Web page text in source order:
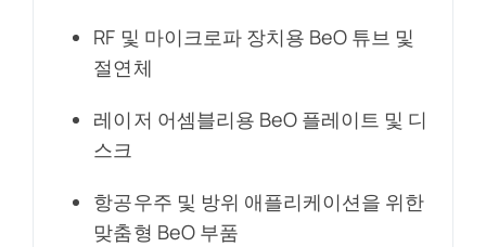
RF 및 마이크로파 장치용 BeO 튜브 및
절연체
레이저 어셈블리용 BeO 플레이트 및 디
스크
항공우주 및 방위 애플리케이션을 위한
맞춤형 BeO 부품